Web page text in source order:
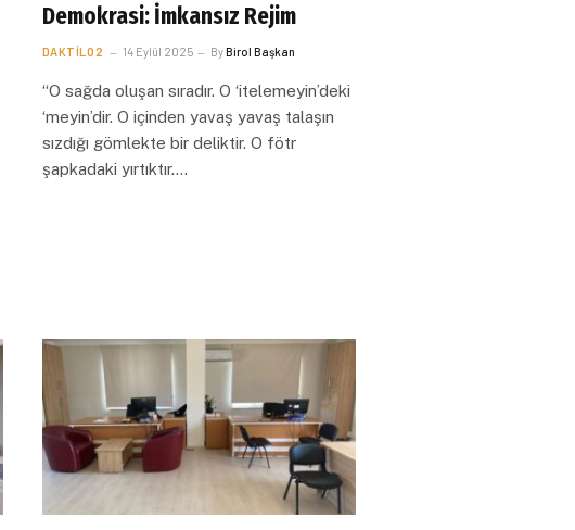
Demokrasi: İmkansız Rejim
DAKTILO2 14 Eylül 2025 ByBirol Başkan
“O sağda oluşan sıradır. O ‘itelemeyin’deki
‘meyin’dir. O içinden yavaş yavaş talaşın
sızdığı gömlekte bir deliktir. O fötr
şapkadaki yırtıktır.…